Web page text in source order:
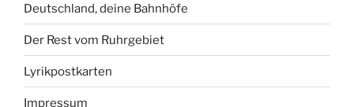
Deutschland, deine Bahnhöfe
Der Rest vom Ruhrgebiet
Lyrikpostkarten
Impressum